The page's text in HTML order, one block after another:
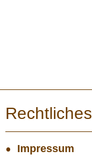
Rechtliches
Impressum